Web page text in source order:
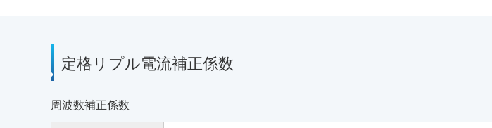
定格リプル電流補正係数
周波数補正係数